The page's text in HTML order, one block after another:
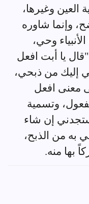
العين وغيرها،
وإنما شاوره
وحي،
"قال يا أبت افعل
إليك من ذبحي،
معنى افعل
وتسمية
إن شاء
به من الذبح،
بها منه.